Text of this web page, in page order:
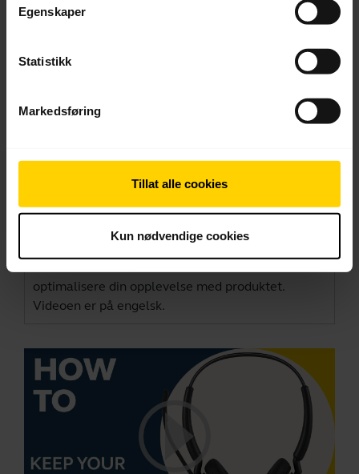
Egenskaper
Statistikk
Markedsføring
Tillat alle cookies
Kun nødvendige cookies
Hvordan koble til og få den beste ytelsen
Lær mer om hvordan du kobler til og setter opp
optimalisere din opplevelse med produktet.
Videoen er på engelsk.